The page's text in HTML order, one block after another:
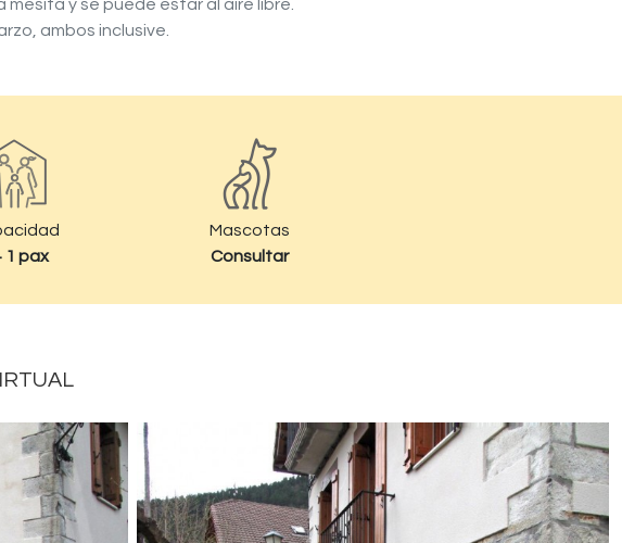
y se puede estar al aire libre.
ambos inclusive.
1 pax
Mascotas
Consultar